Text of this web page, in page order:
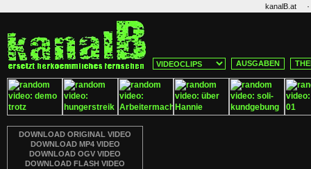
kanalB.at ·
AUSGABEN
DOWNLOAD ORIGINAL VIDEO
DOWNLOAD MP4 VIDEO
DOWNLOAD OGV VIDEO
DOWNLOAD FLASH VIDEO